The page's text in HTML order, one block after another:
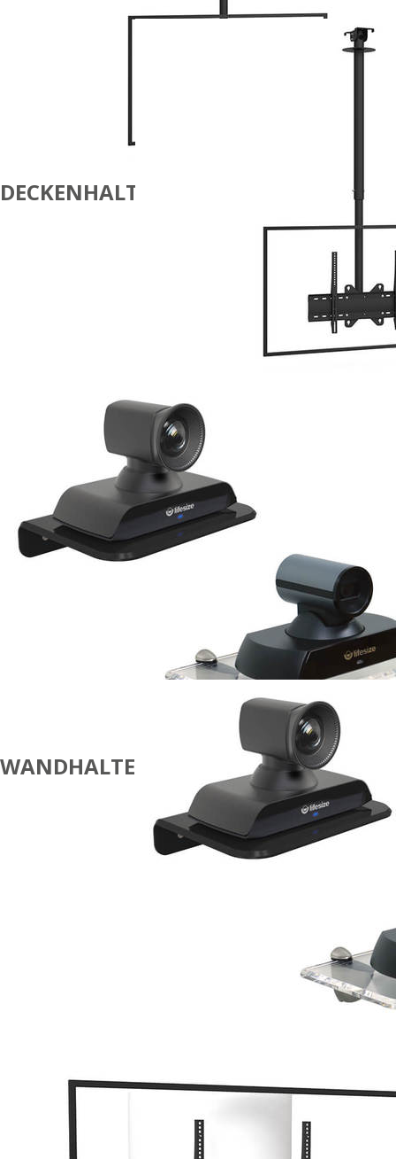
DECKENHALTERUNG
WANDHALTERUNGEN